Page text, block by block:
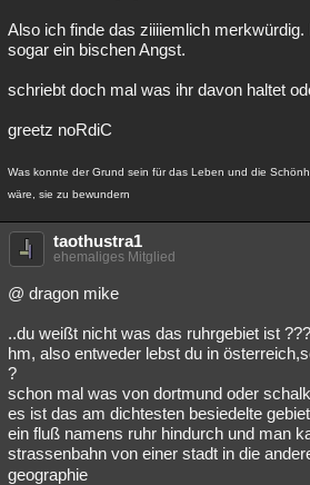
Also ich finde das ziiiiemlich
sogar ein bischen Angst.
schriebt doch mal was ihr davon haltet
greetz noRdiC
Was konnte der Grund sein für das Leben und die
wäre, sie zu bewundern
taothustra1
ehemaliges Mitglied
@ dragon mike
..du weißt nicht was das ruhrgebiet ist ???
hm, also entweder lebst du in
?
schon mal was von dortmund oder
es ist das am dichtesten besiedelte
ein fluß namens ruhr hindurch und man
strassenbahn von einer stadt in die
geographie